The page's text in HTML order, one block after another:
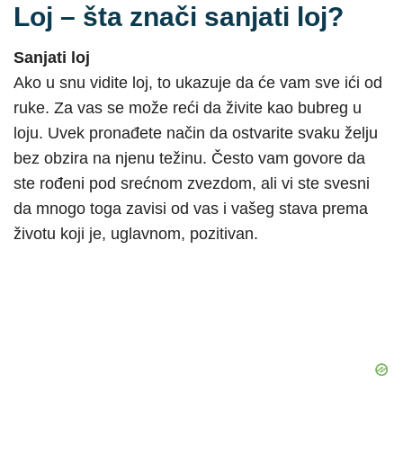
Loj – šta znači sanjati loj?
Sanjati loj
Ako u snu vidite loj, to ukazuje da će vam sve ići od
ruke. Za vas se može reći da živite kao bubreg u
loju. Uvek pronađete način da ostvarite svaku želju
bez obzira na njenu težinu. Često vam govore da
ste rođeni pod srećnom zvezdom, ali vi ste svesni
da mnogo toga zavisi od vas i vašeg stava prema
životu koji je, uglavnom, pozitivan.